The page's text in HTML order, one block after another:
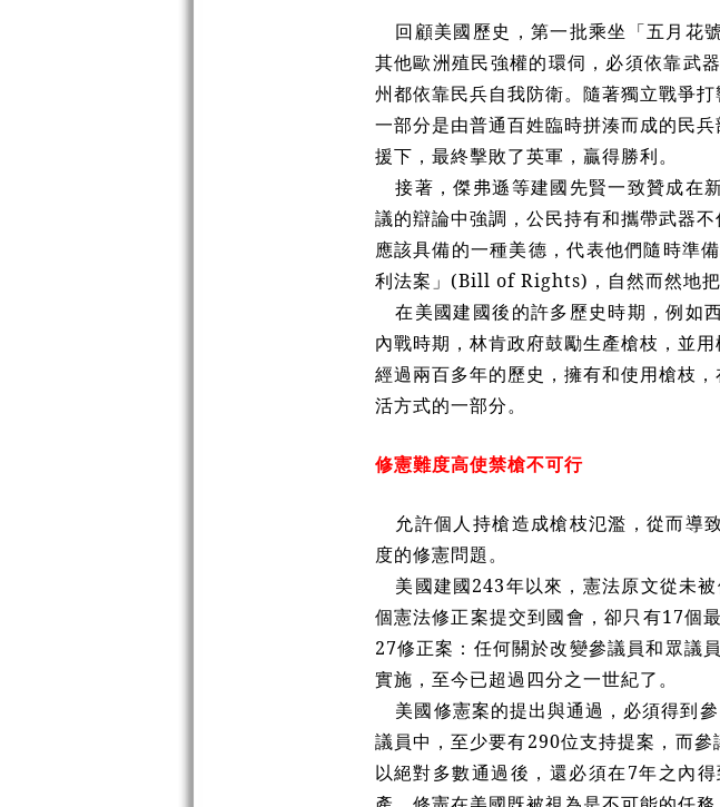
回顧美國歷史，第一批乘坐「五月花
其他歐洲殖民強權的環伺，必須依靠武
州都依靠民兵自我防衛。隨著獨立戰爭
一部分是由普通百姓臨時拼湊而成的民
援下，最終擊敗了英軍，贏得勝利。
接著，傑弗遜等建國先賢一致贊成在
議的辯論中強調，公民持有和攜帶武器
應該具備的一種美德，代表他們隨時準
利法案」 (Bill of Rights) ，自然而然地
在美國建國後的許多歷史時期，例如
內戰時期，林肯政府鼓勵生產槍枝，並
經過兩百多年的歷史，擁有和使用槍枝
活方式的一部分。
修憲難度高使禁槍不可行
允許個人持槍造成槍枝氾濫，從而導
度的修憲問題。
美國建國243年以來，憲法原文從未
個憲法修正案提交到國會，卻只有17個
27修正案：任何關於改變參議員和眾議
實施，至今已超過四分之一世紀了。
美國修憲案的提出與通過，必須得到
議員中，至少要有290位支持提案，而參
以絕對多數通過後，還必須在7年之內